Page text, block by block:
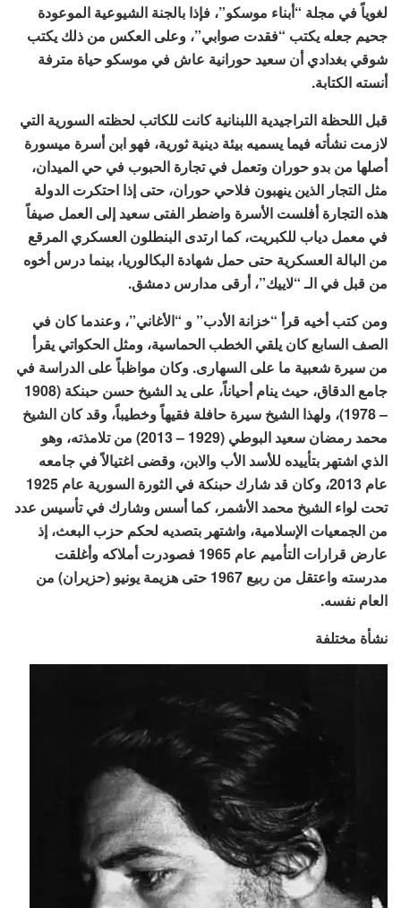
لغوياً في مجلة “أبناء موسكو”، فإذا بالجنة الشيوعية الموعودة
جحيم جعله يكتب “فقدت صوابي”، وعلى العكس من ذلك يكتب
شوقي بغدادي أن سعيد حورانية عاش في موسكو حياة مترفة
أنسته الكتابة.
قبل اللحظة التراجيدية اللبنانية كانت للكاتب لحظته السورية التي
لازمت نشأته فيما يسميه بيئة دينية ثورية، فهو ابن أسرة ميسورة
أصلها من بدو حوران وتعمل في تجارة الحبوب في حي الميدان،
مثل التجار الذين ينهبون فلاحي حوران، حتى إذا احتكرت الدولة
هذه التجارة أفلست الأسرة واضطر الفتى سعيد إلى العمل صيفاً
في معمل دياب للكبريت، كما ارتدى البنطلون العسكري المرقع
من البالة العسكرية حتى حمل شهادة البكالوريا، بينما درس أخوه
من قبل في الـ “لاييك”، أرقى مدارس دمشق.
ومن كتب أخيه قرأ “خزانة الأدب” و “الأغاني”، وعندما كان في
الصف السابع كان يلقي الخطب الحماسية، ومثل الحكواتي يقرأ
من سيرة شعبية ما على السهارى. وكان مواظباً على الدراسة في
جامع الدقاق، حيث ينام أحياناً، على يد الشيخ حسن حبنكة (1908
– 1978)، ولهذا الشيخ سيرة حافلة فقيهاً وخطيباً، وقد كان الشيخ
محمد رمضان سعيد البوطي (1929 – 2013) من تلامذته، وهو
الذي اشتهر بتأييده للأسد الأب والابن، وقضى اغتيالاً في جامعه
عام 2013، وكان قد شارك حبنكة في الثورة السورية عام 1925
تحت لواء الشيخ محمد الأشمر، كما أسس وشارك في تأسيس عدد
من الجمعيات الإسلامية، واشتهر بتصديه لحكم حزب البعث، إذ
عارض قرارات التأميم عام 1965 فصودرت أملاكه وأغلقت
مدرسته واعتقل من ربيع 1967 حتى هزيمة يونيو (حزيران) من
العام نفسه.
نشأة مختلفة